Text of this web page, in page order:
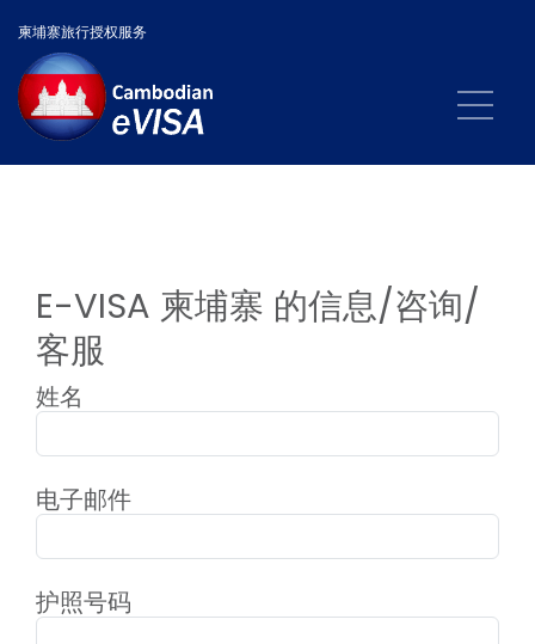
柬埔寨旅行授权服务
E-VISA 柬埔寨 的信息/咨询/
客服
姓名
电子邮件
护照号码